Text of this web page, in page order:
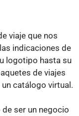
viaje que nos
indicaciones de
logotipo hasta su
de viajes
catálogo virtual.
de ser un negocio